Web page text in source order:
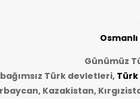
Günümüz
Türk devletleri, Türk
Kazakistan,